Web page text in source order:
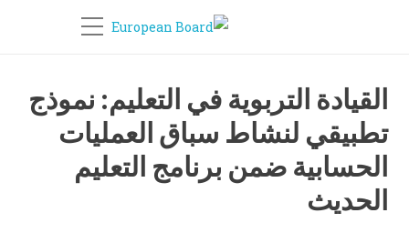
القيادة التربوية في التعليم: نموذج
تطبيقي لنشاط سباق العمليات
الحسابية ضمن برنامج التعليم
الحديث